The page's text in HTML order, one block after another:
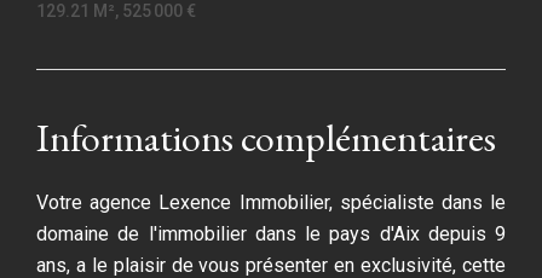
129.21 M², 525 000 €
Informations complémentaires
Votre agence Lexence Immobilier, spécialiste dans le
domaine de l'immobilier dans le pays d'Aix depuis 9
ans, a le plaisir de vous présenter en exclusivité, cette